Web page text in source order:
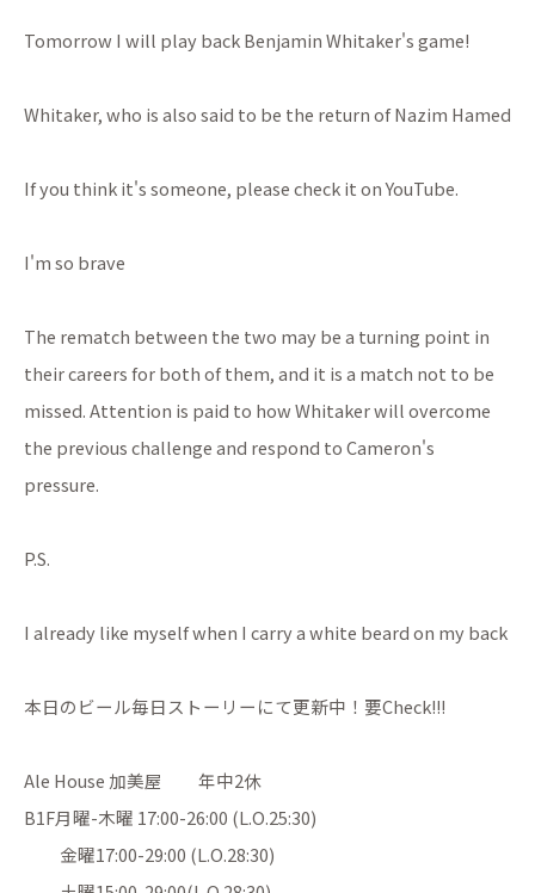
Tomorrow I will play back Benjamin Whitaker's game!
Whitaker, who is also said to be the return of Nazim Hamed
If you think it's someone, please check it on YouTube.
I'm so brave
The rematch between the two may be a turning point in
their careers for both of them, and it is a match not to be
missed. Attention is paid to how Whitaker will overcome
the previous challenge and respond to Cameron's
pressure.
P.S.
I already like myself when I carry a white beard on my back
本日のビール毎日ストーリーにて更新中！要Check!!!
Ale House 加美屋 年中2休
B1F月曜-木曜 17:00-26:00 (L.O.25:30)
金曜17:00-29:00 (L.O.28:30)